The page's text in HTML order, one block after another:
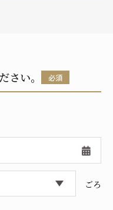
さい。 必須
ごろ